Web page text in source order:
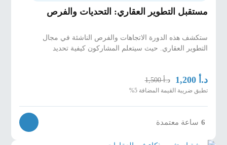
مستقبل التطوير العقاري: التحديات والفرص
ستكشف هذه الدورة الاتجاهات والفرص الناشئة في مجال
التطوير العقاري. حيث سيتعلم المشاركون كيفية تحديد
د.أ 1,200 د.أ1,500
تطبق ضريبة القيمة المضافة 5%
6 ساعة معتمدة